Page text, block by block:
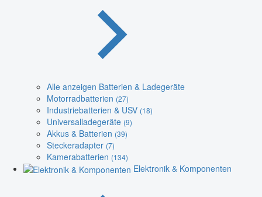
Alle anzeigen Batterien & Ladegeräte
Motorradbatterien (27)
Industriebatterien & USV (18)
Universalladegeräte (9)
Akkus & Batterien (39)
Steckeradapter (7)
Kamerabatterien (134)
Elektronik & Komponenten